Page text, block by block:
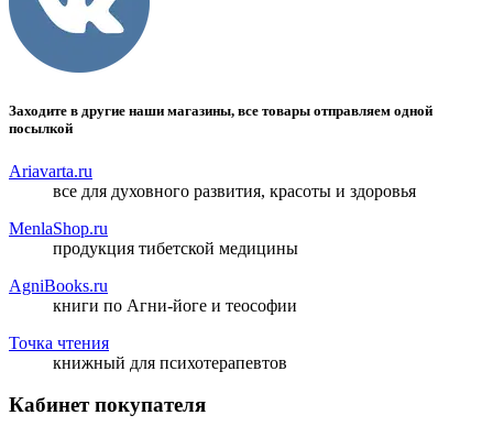
Заходите в другие наши магазины, все товары отправляем одной
посылкой
Ariavarta.ru
все для духовного развития, красоты и здоровья
MenlaShop.ru
продукция тибетской медицины
AgniBooks.ru
книги по Агни-йоге и теософии
Точка чтения
книжный для психотерапевтов
Кабинет покупателя